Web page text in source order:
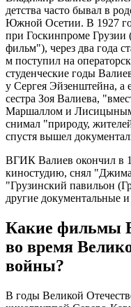
детства часто бывал в
Южной Осетии. В 1927
при Госкинпроме Грузии
фильм"), через два года
м поступил на
студенческие годы
у Сергея Эйзенштейна, а
сестра Зоя Валиева,
Маршаллом и
снимал "природу,
спустя вышел
ВГИК Валиев окончил в
киностудию, снял
"Грузинский павильон
другие документальные
Какие фильмы
во время
войны?
В годы Великой